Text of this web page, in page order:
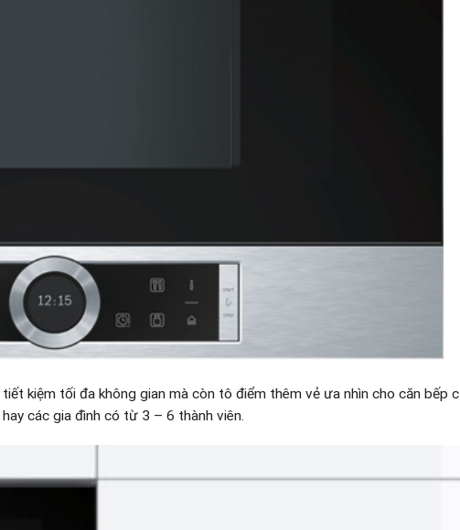
kiệm tối đa không gian mà còn tô điểm thêm vẻ ưa nhìn cho căn bếp
các gia đình có từ 3 – 6 thành viên.